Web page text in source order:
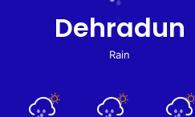
Dehradun
Rain